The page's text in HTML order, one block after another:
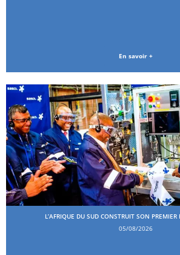
En savoir +
L’AFRIQUE DU SUD CONSTRUIT SON PREMIER
05/08/2026